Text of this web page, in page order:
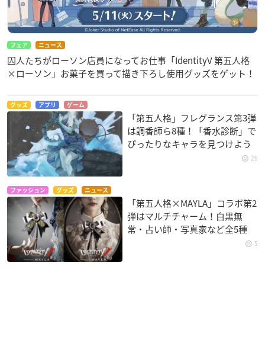
フェア ニュース
囚人たちがローソン店員になってお仕事「IdentityV 第五人格
×ローソン」お菓子を買って描き下ろし使用グッズをゲット！
グッズ アプリ ゲーム
「第五人格」フレグランス第3弾
は調香師ら8種！「香水診断」で
ぴったりなキャラを見つけよう
29
ファッション グッズ ニュース
「第五人格×MAYLA」コラボ第2
弾はマルチチャーム！白黒無
常・占い師・写真家など全5種
5